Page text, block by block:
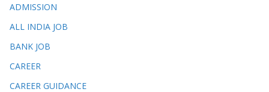
ADMISSION
ALL INDIA JOB
BANK JOB
CAREER
CAREER GUIDANCE